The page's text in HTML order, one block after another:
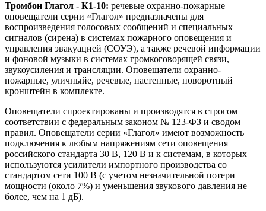
Тромбон Глагол - К1-10: речевые охранно-пожарные
оповещатели серии «Глагол» предназначены для
воспроизведения голосовых сообщений и специальных
сигналов (сирена) в системах пожарного оповещения и
управления эвакуацией (СОУЭ), а также речевой информации
и фоновой музыки в системах громкоговорящей связи,
звукоусиления и трансляции. Оповещатели охранно-
пожарные, уличныйе, речевые, настенные, поворотный
кронштейн в комплекте.
Оповещатели спроектированы и производятся в строгом
соответствии с федеральным законом № 123-ФЗ и сводом
правил. Оповещатели серии «Глагол» имеют возможность
подключения к любым напряжениям сети оповещения
российского стандарта 30 В, 120 В и к системам, в которых
используются усилители импортного производства со
стандартом сети 100 В (с учетом незначительной потери
мощности (около 7%) и уменьшения звукового давления не
более, чем на 1 дБ).